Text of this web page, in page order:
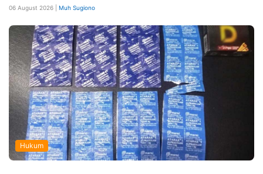
06 August 2026 | Muh Sugiono
Hukum